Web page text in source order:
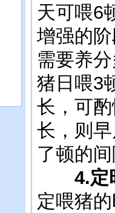
天可喂6
增强的
需要养
猪日喂3
长，可
长，则
了顿的
4.定
定喂猪